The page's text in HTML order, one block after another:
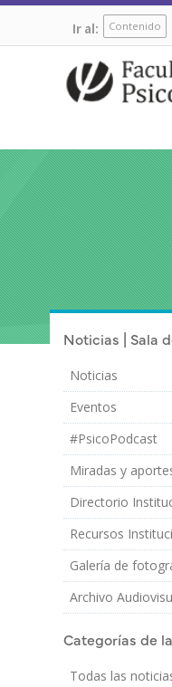
Pasar
contenido
Ir al: Contenido
Noticias | Sala
Noticias
Eventos
#PsicoPodcast
Miradas y
Directorio
Recursos
Galería de
Archivo
Categorías de
Todas las